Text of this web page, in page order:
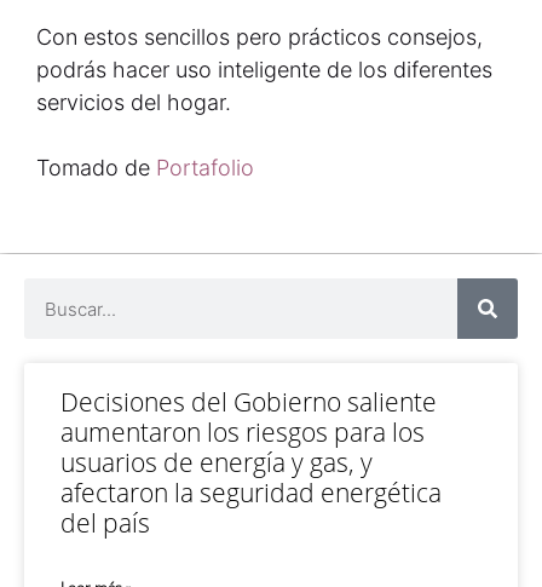
Con estos sencillos pero prácticos consejos,
podrás hacer uso inteligente de los diferentes
servicios del hogar.
Tomado de Portafolio
Decisiones del Gobierno saliente
aumentaron los riesgos para los
usuarios de energía y gas, y
afectaron la seguridad energética
del país